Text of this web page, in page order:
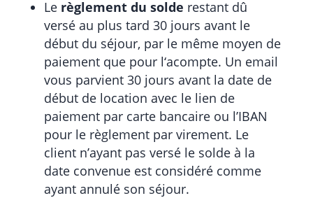
Le règlement du solde restant dû
versé au plus tard 30 jours avant le
début du séjour, par le même moyen de
paiement que pour l‘acompte. Un email
vous parvient 30 jours avant la date de
début de location avec le lien de
paiement par carte bancaire ou l’IBAN
pour le règlement par virement. Le
client n’ayant pas versé le solde à la
date convenue est considéré comme
ayant annulé son séjour.